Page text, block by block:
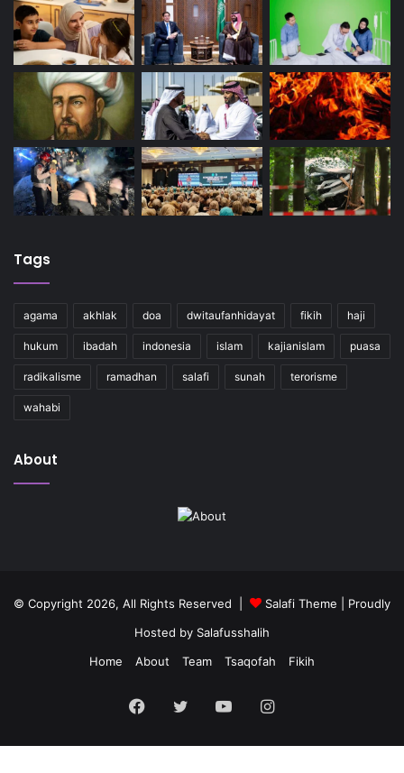
Tags
agama akhlak doa dwitaufanhidayat fikih haji
hukum ibadah indonesia islam kajianislam puasa
radikalisme ramadhan salafi sunah terorisme
wahabi
About
© Copyright 2026, All Rights Reserved | Salafi Theme | Proudly
Hosted by Salafusshalih
Home
About Team Tsaqofah Fikih
Facebook
Twitter YouTubeInstagram